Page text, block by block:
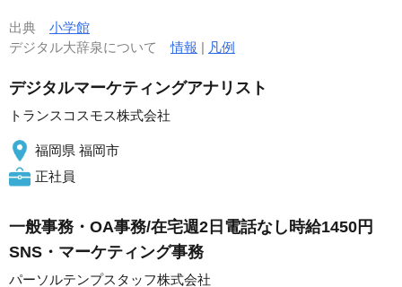
出典 小学館
デジタル大辞泉について情報 | 凡例
デジタルマーケティングアナリスト
トランスコスモス株式会社
福岡県 福岡市
正社員
一般事務・OA事務/在宅週2日電話なし時給1450円
SNS・マーケティング事務
パーソルテンプスタッフ株式会社